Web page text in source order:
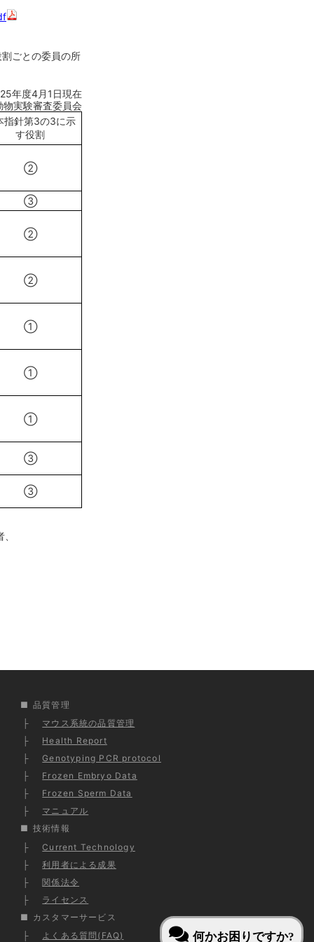
ごとの委員の所
年度4月1日現在
物実験審査委員会
指針第3の3に示
す役割
②
③
②
②
①
①
①
③
③
品質管理
マウス系統の品質管理
Health Report
Genotyping PCR protocol
Frozen Embryo Data
Frozen Sperm Data
マニュアル
技術情報
Current Technology
利用者による成果
関係法令
ライセンス
カスタマーサービス
よくある質問(FAQ)
何かお困りですか?